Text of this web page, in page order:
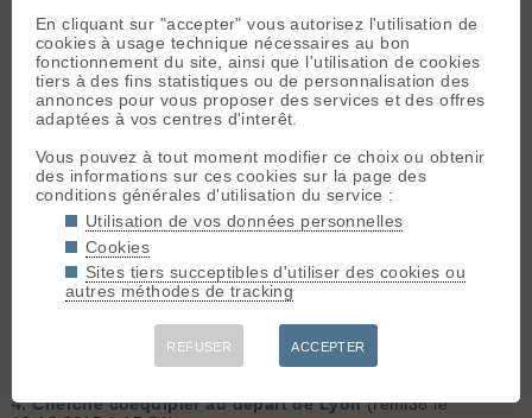
Cherche coéquipier au départ de Lyon(remi36 le
03.01.2016 à 15:57)
Bonjour à tous, et surtt bonne année!! Pleins de poudreuses et
de belles randos entre lyonnais!! Tout comme pedro69 je n'ai
pas facebook et ne souhaite pas franchement créer de compte.
Donc pour ceux qui le souhaite, n'hésitez pas a me tran...
Cherche coéquipier au départ de Lyon(remi36 le
18.12.2015 à 18:54)
On peut sûrement créer une liste de diffusion selon moi. Qu'en
dites vous?
Cherche coéquipier au départ de Lyon
Ça commence a faire du monde et c'est tant mieux!!! Quand on
a pas FB par contre on fait comment?
4.Cherche coéquipier au départ de Lyon(remi36 le
En cliquant sur "accepter" vous autorisez l'utilisation de
cookies à usage technique nécessaires au bon
fonctionnement du site, ainsi que l'utilisation de cookies
tiers à des fins statistiques ou de personnalisation des
annonces pour vous proposer des services et des offres
adaptées à vos centres d'interêt.
Vous pouvez à tout moment modifier ce choix ou obtenir
des informations sur ces cookies sur la page des
conditions générales d'utilisation du service :
Utilisation de vos données personnelles
Cookies
Sites tiers succeptibles d'utiliser des cookies ou
autres méthodes de tracking
REFUSER ACCEPTER